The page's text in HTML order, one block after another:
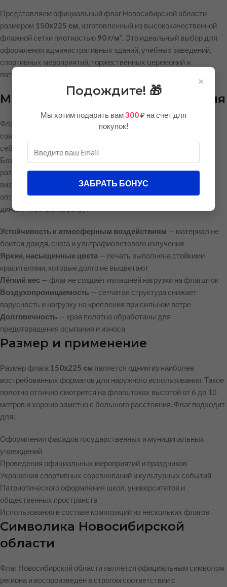
Представляем официальный флаг Новосибирской области
размером 150х225 см, изготовленный из высококачественной
флажной сетки плотностью 90 г/м². Это идеальный выбор для
оформления административных зданий, учебных заведений,
спортивных мероприятий, торжественных церемоний и
патриотических акций.
Материал и качество исполнения
Флаг выполнен из премиальной флажной сетки
современного синтетического материала, который сочетает в
себе лёгкость, прочность и отличную воздухопроницаемость.
Благодаря сетчатой структуре ткани флаг прекрасно
развевается даже при слабом ветре, создавая эффектный
визуальный образ. Плотность 90 г/м² обеспечивает
оптимальный баланс между долговечностью полотна и его
динамичностью на ветру.
Устойчивость к атмосферным воздействиям — материал не
боится дождя, снега и ультрафиолетового излучения
Яркие, насыщенные цвета — печать выполнена стойкими
красителями, которые долго не выцветают
Лёгкий вес — флаг не создаёт излишней нагрузки на флагшток
Воздухопроницаемость — сетчатая структура снижает
парусность и нагрузку на крепления при сильном ветре
Долговечность — края полотна обработаны для
предотвращения осыпания и износа
Размер и применение
Размер флага 150х225 см является одним из наиболее
востребованных форматов для наружного использования. Такое
полотно отлично смотрится на флагштоках высотой от 6 до 10
метров и хорошо заметно с большого расстояния. Флаг подходит
для:
Оформления фасадов государственных и муниципальных
учреждений
Проведения официальных мероприятий и праздников
Украшения спортивных соревнований и культурных событий
Патриотического оформления школ, университетов и
общественных пространств
Использования в составе композиций из нескольких флагов
Символика Новосибирской
области
Флаг Новосибирской области является официальным символом
региона и воспроизведён в строгом соответствии с
×
Подождите! 🎁
Мы хотим подарить вам300₽ на счет для
покупок!
ЗАБРАТЬ БОНУС